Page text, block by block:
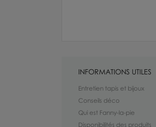
INFORMATIONS UTILES
Entretien tapis et bijoux
Conseils déco
Qui est Fanny-la-pie
Disponibilités des produits